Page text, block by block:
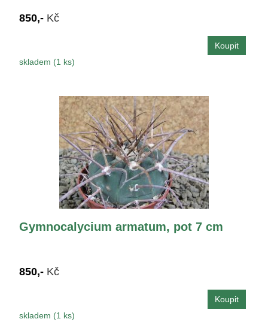
850,- Kč
skladem (1 ks)
Gymnocalycium armatum, pot 7 cm
850,- Kč
skladem (1 ks)